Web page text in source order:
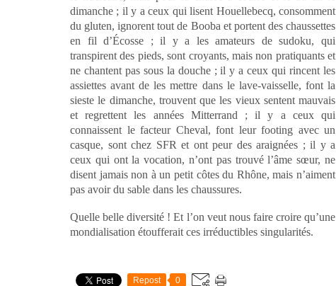
dimanche ; il y a ceux qui lisent Houellebecq, consomment
du gluten, ignorent tout de Booba et portent des chaussettes
en fil d’Écosse ; il y a les amateurs de sudoku, qui
transpirent des pieds, sont croyants, mais non pratiquants et
ne chantent pas sous la douche ; il y a ceux qui rincent les
assiettes avant de les mettre dans le lave-vaisselle, font la
sieste le dimanche, trouvent que les vieux sentent mauvais
et regrettent les années Mitterrand ; il y a ceux qui
connaissent le facteur Cheval, font leur footing avec un
casque, sont chez SFR et ont peur des araignées ; il y a
ceux qui ont la vocation, n’ont pas trouvé l’âme sœur, ne
disent jamais non à un petit côtes du Rhône, mais n’aiment
pas avoir du sable dans les chaussures.
Quelle belle diversité ! Et l’on veut nous faire croire qu’une
mondialisation étoufferait ces irréductibles singularités.
Repost 0